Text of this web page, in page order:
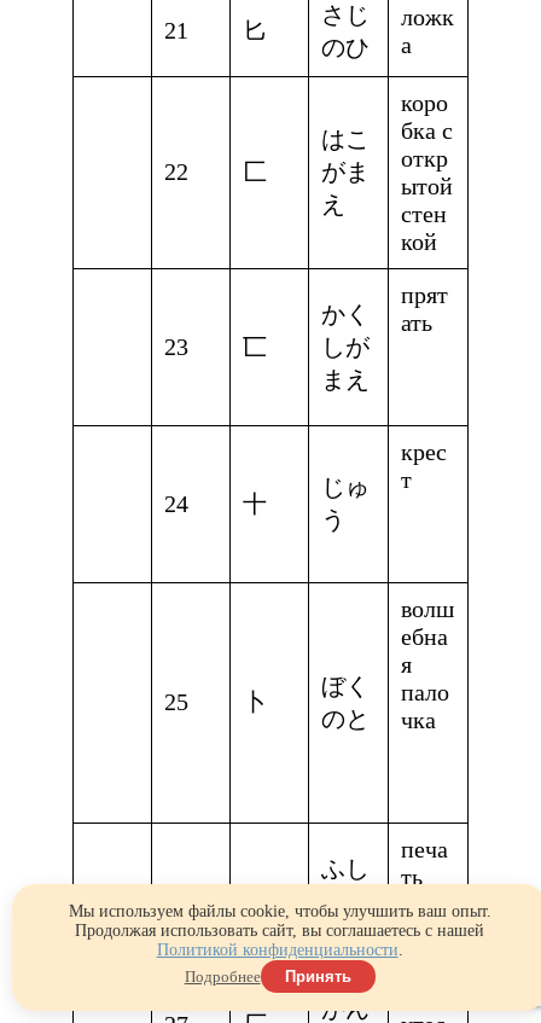
21 匕
さじ
のひ
ложк
а
22 匚
はこ
がま
え
коро
бка с
откр
ытой
стен
кой
23 匸
かく
しが
まえ
прят
ать
24 十
じゅ
う
крес
т
25 卜
ぼく
のと
волш
ебна
я
пало
чка
卩
ふし
づく
り
печа
ть
がん
Мы используем файлы cookie, чтобы улучшить ваш опыт.
Продолжая использовать сайт, вы соглашаетесь с нашей
Политикой конфиденциальности.
Подробнее
Принять